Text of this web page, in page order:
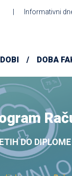
Informativni
DOBA
DO DIPLOME